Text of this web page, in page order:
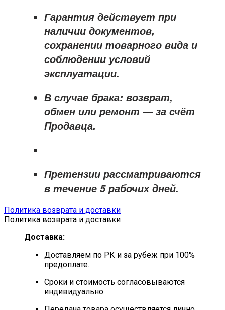
Гарантия действует при
наличии документов,
сохранении товарного вида и
соблюдении условий
эксплуатации.
В случае брака: возврат,
обмен или ремонт —за счёт
Продавца.
Претензии рассматриваются
в течение 5 рабочих дней.
Политика возврата и доставки
Политика возврата и доставки
Доставка:
Доставляем по РК и за рубеж при 100%
предоплате.
Сроки и стоимость согласовываются
индивидуально.